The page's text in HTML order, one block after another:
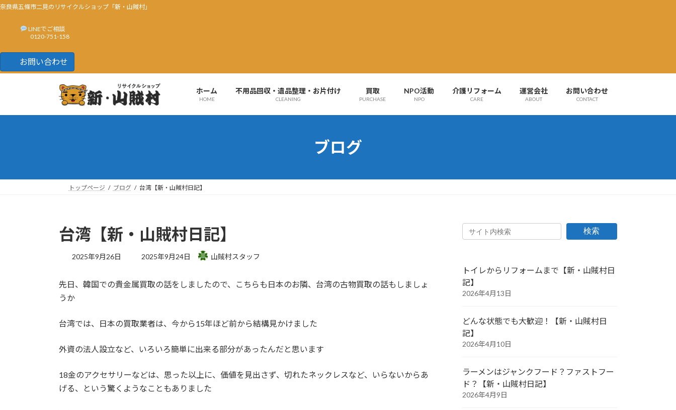
奈良県五條市二見のリサイクルショップ「新・山賊村」
LINEでご相談
0120-751-158
お問い合わせ
ン
ー
ホーム
HOME
不用品回収・遺品整理・お片付け
CLEANING
買取
PURCHASE
NPO活動
NPO
介護リフォーム
CARE
運営会社
ABOUT
お問い合わせ
CONTACT
ブログ
トップページ ブログ 台湾【新・山賊村日記】
台湾【新・山賊村日記】
2025年9月26日
最
新
2025年9月24日 山賊村スタッフ
先日、韓国での貴金属買取の話をしましたので、こちらも日本のお隣、台湾の古物買取の話もしましょ
うか
台湾では、日本の買取業者は、今から15年ほど前から結構見かけました
外資の法人設立など、いろいろ簡単に出来る部分があったんだと思います
18金のアクセサリーなどは、思った以上に、価値を見出さず、切れたネックレスなど、いらないからあ
げる、という驚くようなこともありました
検索
トイレからリフォームまで【新・山賊村日
記】
2026年4月13日
どんな状態でも大歓迎！【新・山賊村日
記】
2026年4月10日
ラーメンはジャンクフード？ファストフー
ド？【新・山賊村日記】
2026年4月9日